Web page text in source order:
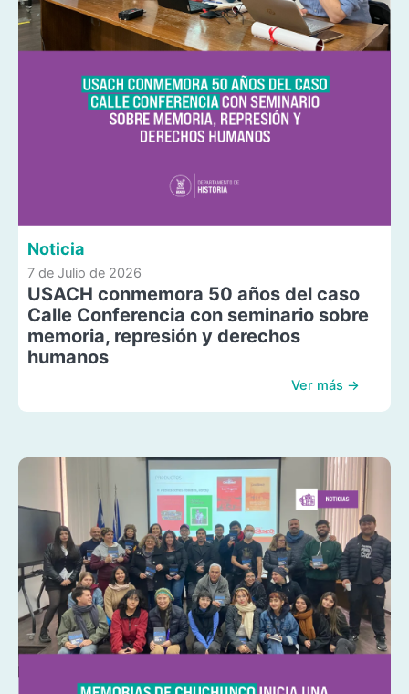
Noticia
7 de Julio de 2026
USACH conmemora 50 años del caso
Calle Conferencia con seminario sobre
memoria, represión y derechos
humanos
Ver más →